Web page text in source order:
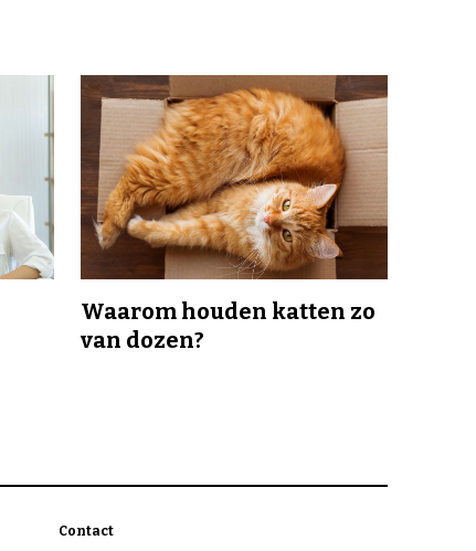
Waarom houden katten zo
van dozen?
Contact